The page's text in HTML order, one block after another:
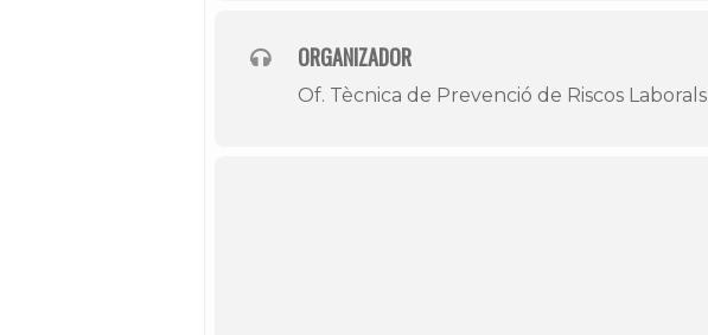
ORGANIZADOR
Of. Tècnica de Prevenció de Riscos Laborals